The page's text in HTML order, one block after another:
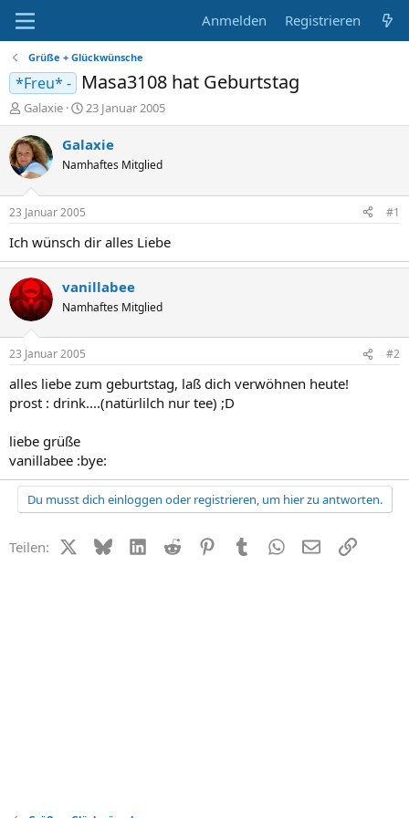
Anmelden Registrieren
Grüße + Glückwünsche
*Freu* - Masa3108 hat Geburtstag
E
r
s
t
e
e
r
Galaxie
E
r
s
t
e
t
a
23 Januar 2005
Galaxie
Namhaftes Mitglied
23 Januar 2005 #1
Ich wünsch dir alles Liebe
vanillabee
Namhaftes Mitglied
23 Januar 2005 #2
alles liebe zum geburtstag, laß dich verwöhnen heute!
prost : drink....(natürlilch nur tee) ;D
liebe grüße
vanillabee :bye:
Du musst dich einloggen oder registrieren, um hier zu antworten.
Teilen: X (Twitter)
BlueskyLinkedIn
Reddit PinterestTumblr WhatsApp
E-MailLink